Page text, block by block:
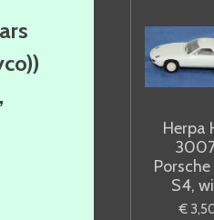
Herpa
S4,
€